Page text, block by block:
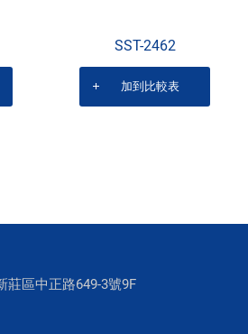
SST-2462
加到比較表
莊區中正路649-3號9F